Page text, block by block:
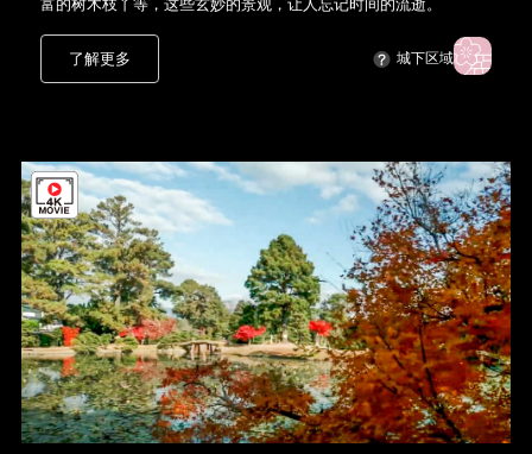
富的树木枝丫等，这些玄妙的景观，让人忘记时间的流逝。
了解更多 城下区域